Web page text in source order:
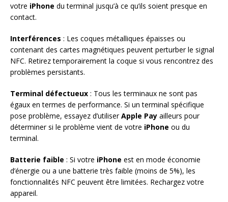
votre iPhone du terminal jusqu’à ce qu’ils soient presque en
contact.
Interférences : Les coques métalliques épaisses ou
contenant des cartes magnétiques peuvent perturber le signal
NFC. Retirez temporairement la coque si vous rencontrez des
problèmes persistants.
Terminal défectueux : Tous les terminaux ne sont pas
égaux en termes de performance. Si un terminal spécifique
pose problème, essayez d’utiliserApple Pay ailleurs pour
déterminer si le problème vient de votre iPhone ou du
terminal.
Batterie faible : Si votre iPhone est en mode économie
d’énergie ou a une batterie très faible (moins de 5%), les
fonctionnalités NFC peuvent être limitées. Rechargez votre
appareil.